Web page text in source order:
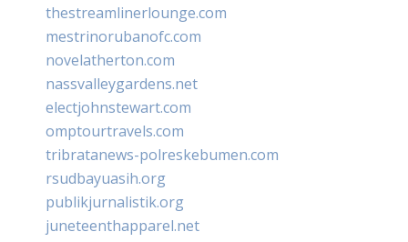
thestreamlinerlounge.com
mestrinorubanofc.com
novelatherton.com
nassvalleygardens.net
electjohnstewart.com
omptourtravels.com
tribratanews-polreskebumen.com
rsudbayuasih.org
publikjurnalistik.org
juneteenthapparel.net